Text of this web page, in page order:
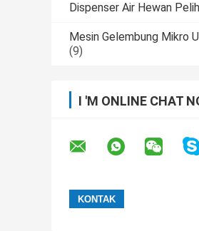
Dispenser Air Hewan
Mesin Gelembung Mikro
(9)
I 'M ONLINE CHAT